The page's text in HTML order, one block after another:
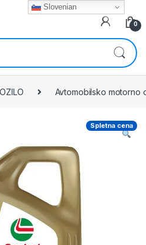
0
Avtomobilsko motorno
Spletna cena
Slovenian